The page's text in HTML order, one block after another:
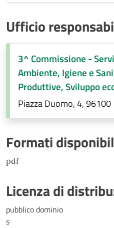
Ufficio
3^ Commissione -
Ambiente, Igiene e
Produttive, Sviluppo
Regolamenti di
Piazza Duomo, 4, 96100
Formati
pdf
Licenza di
pubblico dominio
s